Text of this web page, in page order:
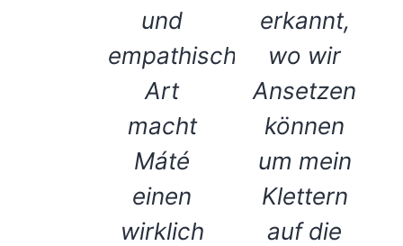
und
empathischen
Art
macht
Máté
einen
wirklich
erkannt,
wo wir
Ansetzen
können
um mein
Klettern
auf die